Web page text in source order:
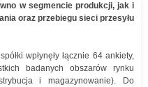
w segmencie produkcji, jak i
oraz przebiegu sieci przesyłu
wpłynęły łącznie 64 ankiety,
badanych obszarów rynku
i magazynowanie). Do